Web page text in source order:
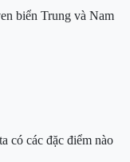
biển Trung và Nam
có các đặc điểm nào